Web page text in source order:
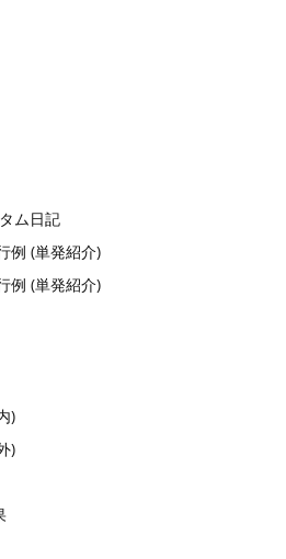
ム日記
例 (単発紹介)
例 (単発紹介)
)
)